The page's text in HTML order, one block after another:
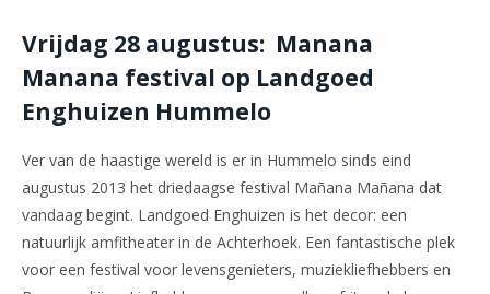
Vrijdag 28 augustus: Manana
Manana festival op Landgoed
Enghuizen Hummelo
Ver van de haastige wereld is er in Hummelo sinds eind
augustus 2013 het driedaagse festival Mañana Mañana dat
vandaag begint. Landgoed Enghuizen is het decor: een
natuurlijk amfitheater in de Achterhoek. Een fantastische plek
voor een festival voor levensgenieters, muziekliefhebbers en